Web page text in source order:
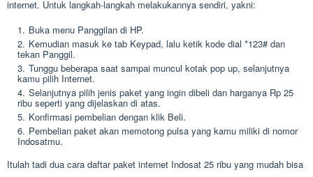
internet. Untuk langkah-langkah melakukannya sendiri, yakni:
Buka menu Panggilan di HP.
Kemudian masuk ke tab Keypad, lalu ketik kode dial *123# dan
tekan Panggil.
Tunggu beberapa saat sampai muncul kotak pop up, selanjutnya
kamu pilih Internet.
Selanjutnya pilih jenis paket yang ingin dibeli dan harganya Rp 25
ribu seperti yang dijelaskan di atas.
Konfirmasi pembelian dengan klik Beli.
Pembelian paket akan memotong pulsa yang kamu miliki di nomor
Indosatmu.
Itulah tadi dua cara daftar paket internet Indosat 25 ribu yang mudah bisa